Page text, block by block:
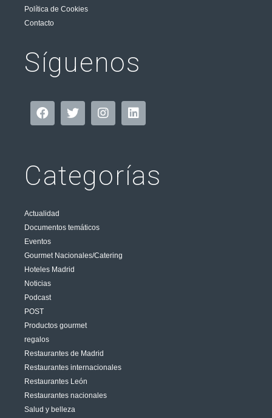
Política de Cookies
Contacto
Síguenos
Categorías
Actualidad
Documentos temáticos
Eventos
Gourmet Nacionales/Catering
Hoteles Madrid
Noticias
Podcast
POST
Productos gourmet
regalos
Restaurantes de Madrid
Restaurantes internacionales
Restaurantes León
Restaurantes nacionales
Salud y belleza